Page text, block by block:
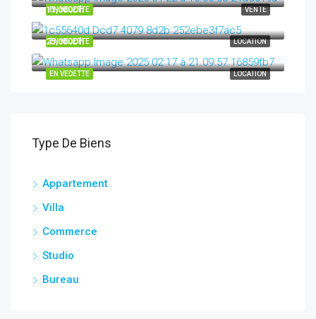
VENTE
EN VEDETTE
LOCATION
EN VEDETTE
11,000Dh
LOCATION
EN VEDETTE
25,000Dh
Type De Biens
Appartement
Villa
Commerce
Studio
Bureau